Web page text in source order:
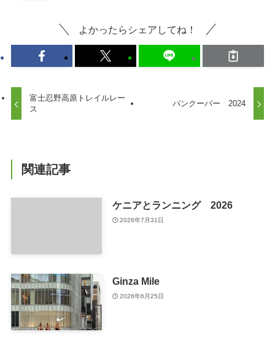
よかったらシェアしてね！
富士忍野高原トレイルレー
ス
バンクーバー 2024
関連記事
ケニアとランニング 2026
2026年7月31日
Ginza Mile
2026年6月25日